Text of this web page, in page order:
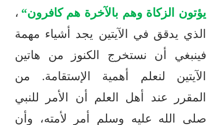
يؤتون الزكاة وهم بالآخرة هم كافرون“ ،
الذي يدقق في الآيتين يجد أشياء مهمة
فينبغي أن نستخرج الكنوز من هاتين
الآيتين لنعلم أهمية الإستقامة. من
المقرر عند أهل العلم أن الأمر للنبي
صلى الله عليه وسلم أمر لأمته، وأن